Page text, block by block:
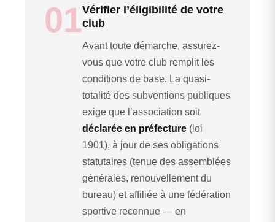
01Vérifier l’éligibilité de votre
club
Avant toute démarche, assurez-
vous que votre club remplit les
conditions de base. La quasi-
totalité des subventions publiques
exige que l’association soit
déclarée en préfecture (loi
1901), à jour de ses obligations
statutaires (tenue des assemblées
générales, renouvellement du
bureau) et affiliée à une fédération
sportive reconnue — en